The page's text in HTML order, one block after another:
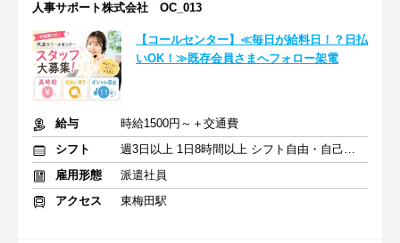
人事サポート株式会社 OC_013
【コールセンター】≪毎日が給料日！？日払
いOK！≫既存会員さまへフォロー架電
給与
時給1500円～＋交通費
シフト
週3日以上 1日8時間以上 シフト自由・自己申告
雇用形態
派遣社員
アクセス
東梅田駅